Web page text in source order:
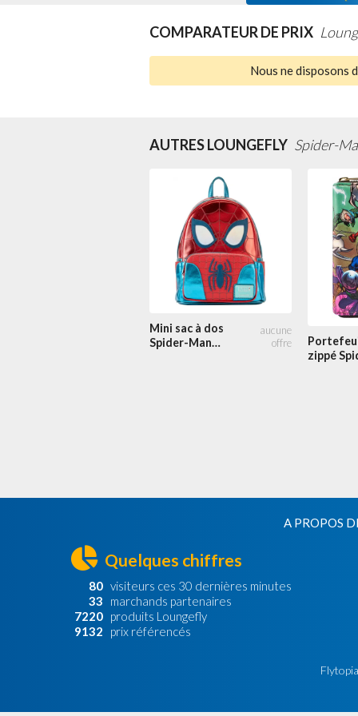
COMPARATEUR DE PRIX
Nous ne disposons
AUTRES LOUNGEFLY Spider-
Mini sac à dos
Spider-Man
zippé
A PROPOS
Quelques chiffres
80 visiteurs ces 30 dernières minutes
33
marchands partenaires
7220 produits Loungefly
9132
prix référencés